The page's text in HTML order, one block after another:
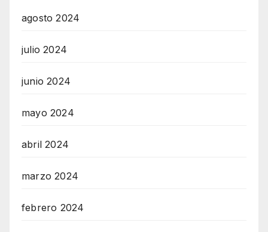
agosto 2024
julio 2024
junio 2024
mayo 2024
abril 2024
marzo 2024
febrero 2024